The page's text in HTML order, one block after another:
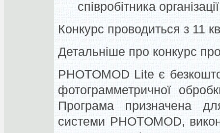
співробітника
Конкурс проводиться з 11
Детальніше про конкурс
PHOTOMOD Lite є
фотограмметричної
Програма призначена
системи PHOTOMOD,